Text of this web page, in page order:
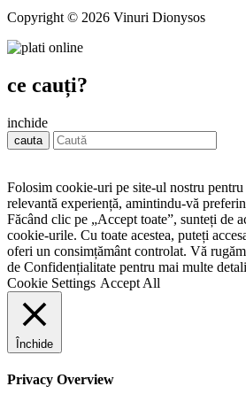
Copyright © 2026 Vinuri Dionysos
ce cauți?
inchide
cauta
Folosim cookie-uri pe site-ul nostru
relevantă experiență, amintindu-vă
Făcând clic pe „Accept toate”, sunteți de
cookie-urile. Cu toate acestea, puteți
oferi un consimțământ controlat. Vă
de Confidențialitate pentru mai multe
Cookie Settings Accept All
Închide
Privacy Overview